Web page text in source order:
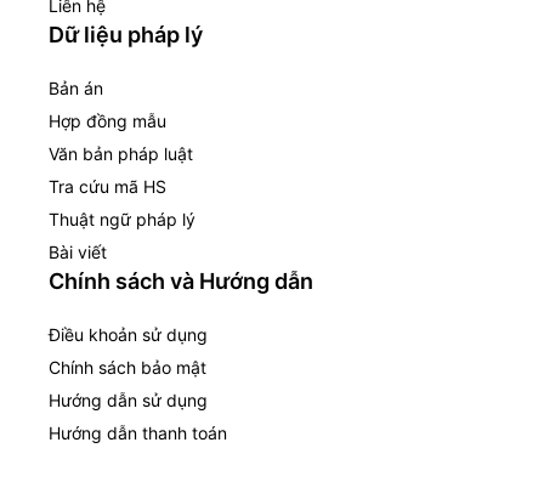
Liên hệ
Dữ liệu pháp lý
Bản án
Hợp đồng mẫu
Văn bản pháp luật
Tra cứu mã HS
Thuật ngữ pháp lý
Bài viết
Chính sách và Hướng dẫn
Điều khoản sử dụng
Chính sách bảo mật
Hướng dẫn sử dụng
Hướng dẫn thanh toán